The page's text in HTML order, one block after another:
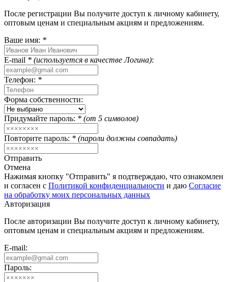
После регистрации Вы получите доступ к личному кабинету,
оптовым ценам и специальным акциям и предложениям.
Ваше имя: *
E-mail * (используется в качестве Логина):
Телефон: *
Форма собственности:
Придумайте пароль: * (от 5 символов)
Повторите пароль: * (пароли должны совпадать)
Отправить
Отмена
Нажимая кнопку "Отправить" я подтверждаю, что ознакомлен
и согласен с Политикой конфиденциальности и даю Согласие
на обработку моих персональных данных
Авторизация
После авторизации Вы получите доступ к личному кабинету,
оптовым ценам и специальным акциям и предложениям.
E-mail:
Пароль: